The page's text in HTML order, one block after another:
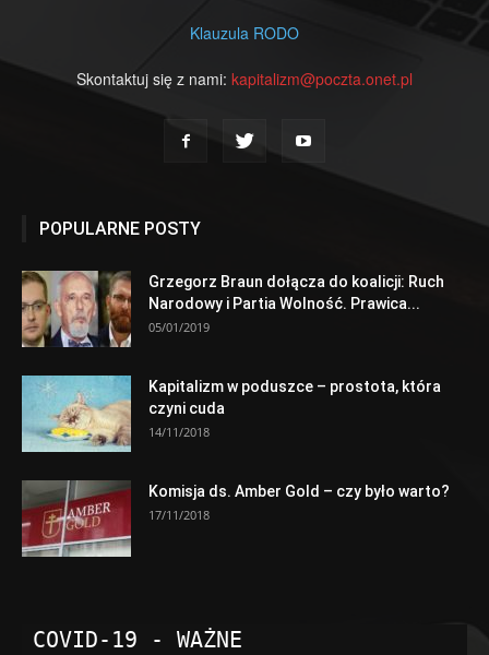
Klauzula RODO
Skontaktuj się z nami: kapitalizm@poczta.onet.pl
POPULARNE POSTY
Grzegorz Braun dołącza do koalicji: Ruch
Narodowy i Partia Wolność. Prawica...
05/01/2019
Kapitalizm w poduszce – prostota, która
czyni cuda
14/11/2018
Komisja ds. Amber Gold – czy było warto?
17/11/2018
COVID-19 - WAŻNE